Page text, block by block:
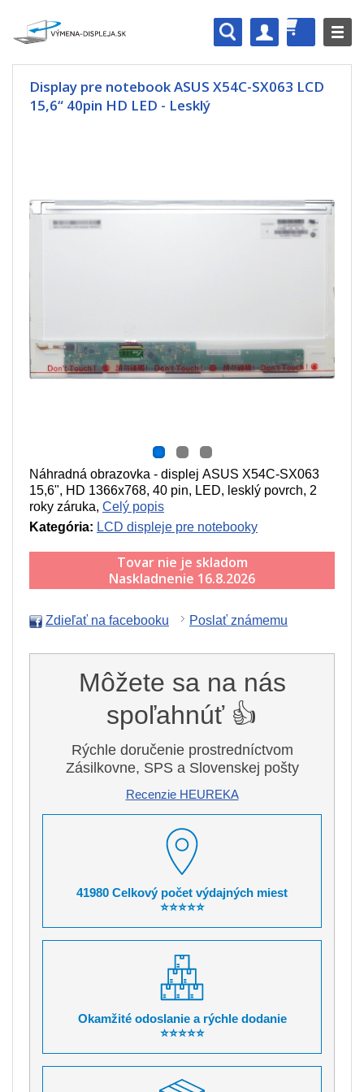
Display pre notebook ASUS X54C-SX063 LCD
15,6“ 40pin HD LED - Lesklý
Náhradná obrazovka - displej ASUS X54C-SX063
15,6", HD 1366x768, 40 pin, LED, lesklý povrch, 2
roky záruka, Celý popis
Kategória: LCD displeje pre notebooky
Tovar nie je skladom
Naskladnenie 16.8.2026
Zdieľať na facebooku Poslať známemu
Môžete sa na nás
spoľahnúť 👍
Rýchle doručenie prostredníctvom
Zásilkovne, SPS a Slovenskej pošty
Recenzie HEUREKA
41980 Celkový počet výdajných miest
⭐⭐⭐⭐⭐
Okamžité odoslanie a rýchle dodanie
⭐⭐⭐⭐⭐